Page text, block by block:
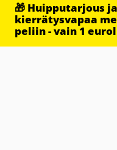
🎁 Huipputarjous
kierrätysvapaa
peliin - vain 1